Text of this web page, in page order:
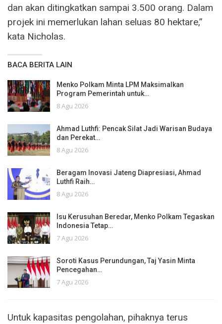
dan akan ditingkatkan sampai 3.500 orang. Dalam
projek ini memerlukan lahan seluas 80 hektare,”
kata Nicholas.
BACA BERITA LAIN
Menko Polkam Minta LPM Maksimalkan
Program Pemerintah untuk…
8 Agu 2026
Ahmad Luthfi: Pencak Silat Jadi Warisan Budaya
dan Perekat…
8 Agu 2026
Beragam Inovasi Jateng Diapresiasi, Ahmad
Luthfi Raih…
8 Agu 2026
Isu Kerusuhan Beredar, Menko Polkam Tegaskan
Indonesia Tetap…
7 Agu 2026
Soroti Kasus Perundungan, Taj Yasin Minta
Pencegahan…
7 Agu 2026
Untuk kapasitas pengolahan, pihaknya terus